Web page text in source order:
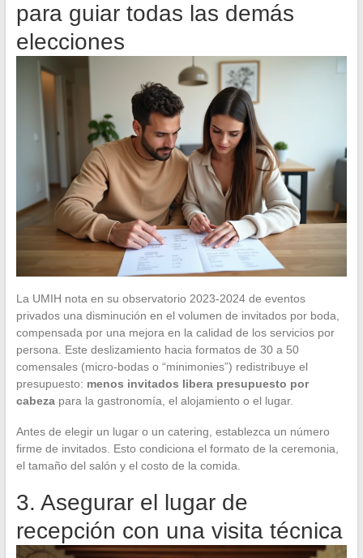
para guiar todas las demás
elecciones
La UMIH nota en su observatorio 2023-2024 de eventos
privados una disminución en el volumen de invitados por boda,
compensada por una mejora en la calidad de los servicios por
persona. Este deslizamiento hacia formatos de 30 a 50
comensales (micro-bodas o “minimonies”) redistribuye el
presupuesto: menos invitados libera presupuesto por
cabezapara la gastronomía, el alojamiento o el lugar.
Antes de elegir un lugar o un catering, establezca un número
firme de invitados. Esto condiciona el formato de la ceremonia,
el tamaño del salón y el costo de la comida.
3. Asegurar el lugar de
recepción con una visita técnica